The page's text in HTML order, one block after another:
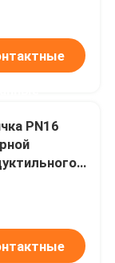
PN16
немецкий
Высокотемпературная дуктильная запорная заслонка запорной заслонки DN300 GGG50 Ggg40 утюга